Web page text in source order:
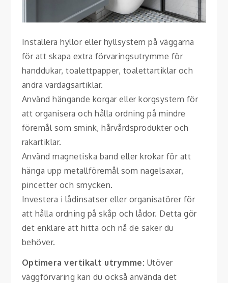
Installera hyllor eller hyllsystem på väggarna
för att skapa extra förvaringsutrymme för
handdukar, toalettpapper, toalettartiklar och
andra vardagsartiklar.
Använd hängande korgar eller korgsystem för
att organisera och hålla ordning på mindre
föremål som smink, hårvårdsprodukter och
rakartiklar.
Använd magnetiska band eller krokar för att
hänga upp metallföremål som nagelsaxar,
pincetter och smycken.
Investera i lådinsatser eller organisatörer för
att hålla ordning på skåp och lådor. Detta gör
det enklare att hitta och nå de saker du
behöver.
Optimera vertikalt utrymme: Utöver
väggförvaring kan du också använda det